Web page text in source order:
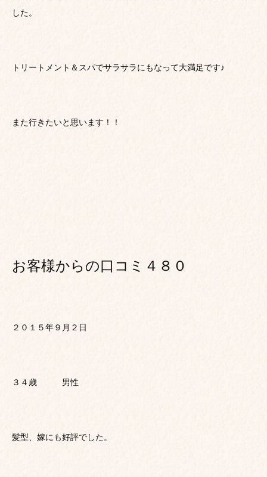
した。
トリートメント＆スパでサラサラにもなって大満足です♪
また行きたいと思います！！
お客様からの口コミ４８０
２０１５年９月２日
３４歳 男性
髪型、嫁にも好評でした。